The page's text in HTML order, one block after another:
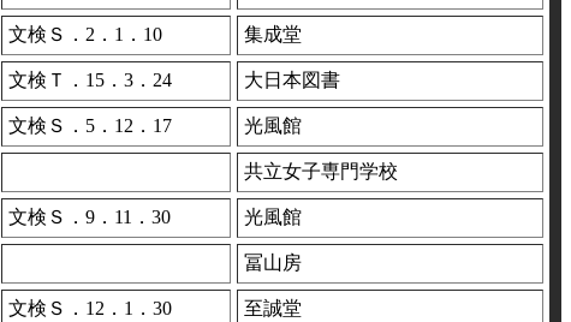
文検Ｓ．2．1．10 集成堂
文検Ｔ．15．3．24 大日本図書
文検Ｓ．5．12．17 光風館
共立女子専門学校
文検Ｓ．9．11．30 光風館
冨山房
文検Ｓ．12．1．30 至誠堂